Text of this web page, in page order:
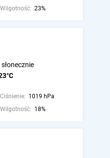
Wilgotność: 23%
Ciśnienie: 1019 hPa
Wilgotność: 18%